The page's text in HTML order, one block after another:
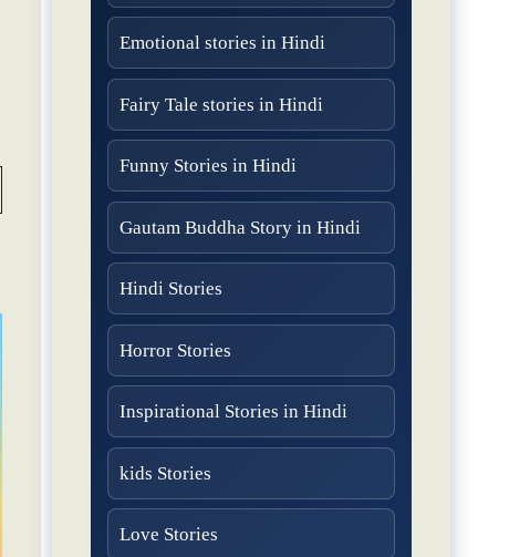
Emotional stories in Hindi
Fairy Tale stories in Hindi
Funny Stories in Hindi
Gautam Buddha Story in Hindi
Hindi Stories
Horror Stories
Inspirational Stories in Hindi
kids Stories
Love Stories